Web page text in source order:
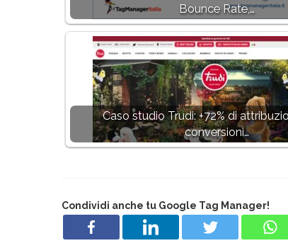
Bounce Rate,…
Caso studio Trudi: +72% di
conversioni…
Condividi anche tu Google Tag Manager!